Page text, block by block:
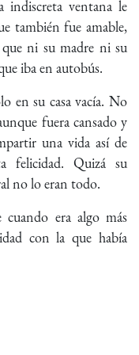
indiscreta ventana le
también fue amable,
que ni su madre ni su
iba en autobús.
en su casa vacía. No
fuera cansado y
una vida así de
felicidad. Quizá su
no lo eran todo.
era algo más
con la que había